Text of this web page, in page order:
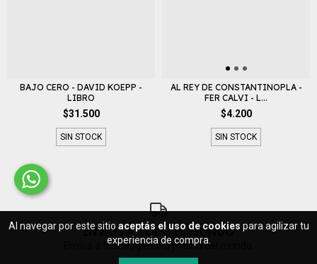
Al navegar por este sitio aceptás el uso de cookies para agilizar tu
experiencia de compra.
BAJO CERO - DAVID KOEPP -
LIBRO
$31.500
SIN STOCK
AL REY DE CONSTANTINOPLA -
FER CALVI - L...
$4.200
SIN STOCK
ENVIOS A TODO EL MUNDO
Envíos a toda Argentina y resto del mundo.